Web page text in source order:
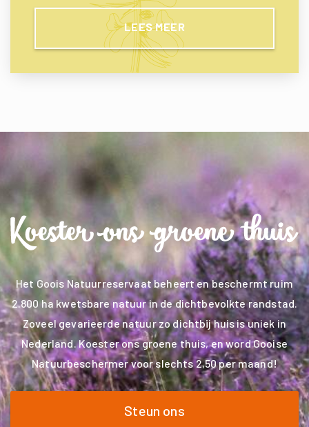
LEES MEER
Het Goois Natuurreservaat beheert en beschermt ruim
2.800 ha kwetsbare natuur in de dichtbevolkte randstad.
Zoveel gevarieerde natuur zo dichtbij huis is uniek in
Nederland. Koester ons groene thuis, en word Gooise
Natuurbeschermer voor slechts 2,50 per maand!
Steun ons